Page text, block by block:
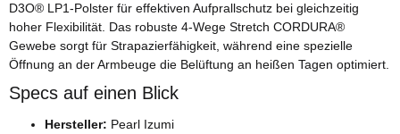
D3O® LP1-Polster für effektiven Aufprallschutz bei gleichzeitig
hoher Flexibilität. Das robuste 4-Wege Stretch CORDURA®
Gewebe sorgt für Strapazierfähigkeit, während eine spezielle
Öffnung an der Armbeuge die Belüftung an heißen Tagen optimiert.
Specs auf einen Blick
Hersteller: Pearl Izumi